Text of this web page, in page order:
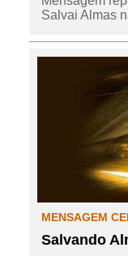
Salvai Almas
MENSAGEM
Salvando